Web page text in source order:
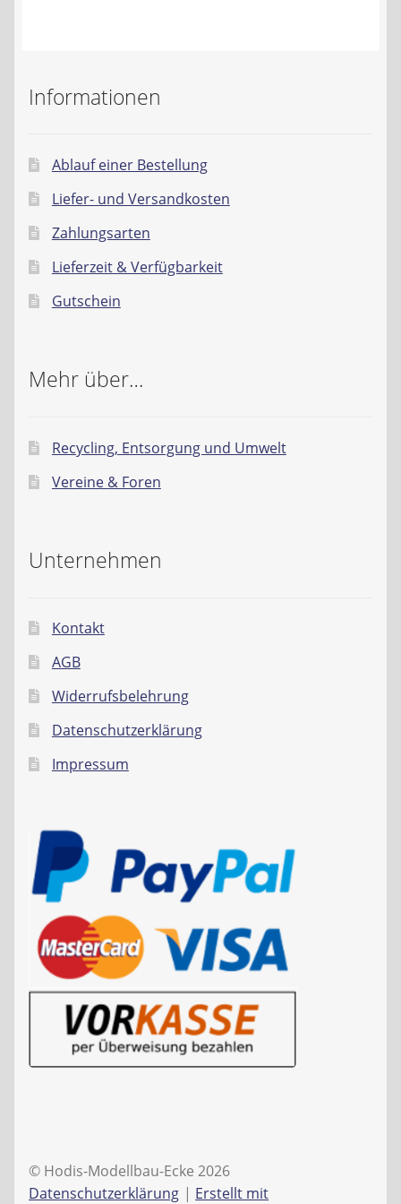
Widerrufsbelehrung
Datenschutzerklärung
Impressum
Informationen
Ablauf einer Bestellung
Liefer- und Versandkosten
Zahlungsarten
Lieferzeit & Verfügbarkeit
Gutschein
Mehr über…
Recycling, Entsorgung und Umwelt
Vereine & Foren
Unternehmen
Kontakt
AGB
Widerrufsbelehrung
Datenschutzerklärung
Impressum
© Hodis-Modellbau-Ecke 2026
Datenschutzerklärung
Erstellt mit